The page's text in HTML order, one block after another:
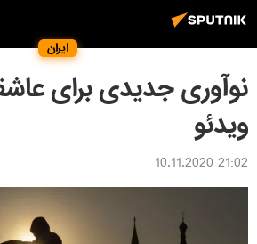
ایران
نوآوری جدیدی برای
ویدئو
21:02 10.11.2020